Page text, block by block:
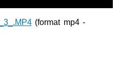
(format mp4 -